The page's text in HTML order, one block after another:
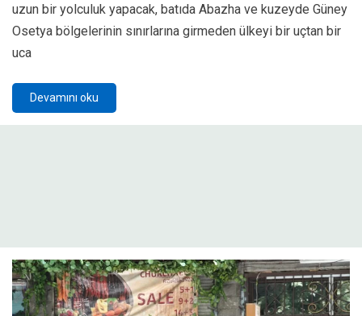
uzun bir yolculuk yapacak, batıda Abazha ve kuzeyde Güney
Osetya bölgelerinin sınırlarına girmeden ülkeyi bir uçtan bir
uca
Devamını oku